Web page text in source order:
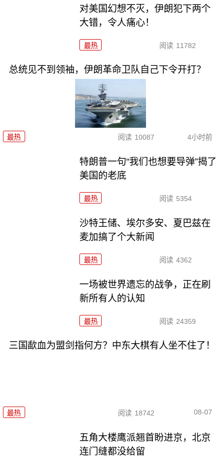
对美国幻想不灭，伊朗犯下两个
大错，令人痛心！
最热 阅读 11782
总统见不到领袖，伊朗革命卫队自己下令开打？
最热 阅读 10087 4小时前
特朗普一句“我们也想要导弹”揭了
美国的老底
最热 阅读 5354
沙特王储、埃尔多安、夏巴兹在
麦加搞了个大新闻
最热 阅读 4362
一场被世界遗忘的战争，正在刷
新所有人的认知
最热 阅读 24359
三国歃血为盟剑指何方？中东大棋有人坐不住了！
最热 阅读 18742 08-07
五角大楼鹰派翘首盼进京，北京
连门缝都没给留